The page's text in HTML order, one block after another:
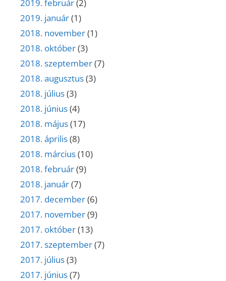
2019. február(2)
2019. január(1)
2018. november(1)
2018. október(3)
2018. szeptember(7)
2018. augusztus(3)
2018. július(3)
2018. június(4)
2018. május(17)
2018. április(8)
2018. március(10)
2018. február(9)
2018. január(7)
2017. december(6)
2017. november(9)
2017. október(13)
2017. szeptember(7)
2017. július(3)
2017. június(7)